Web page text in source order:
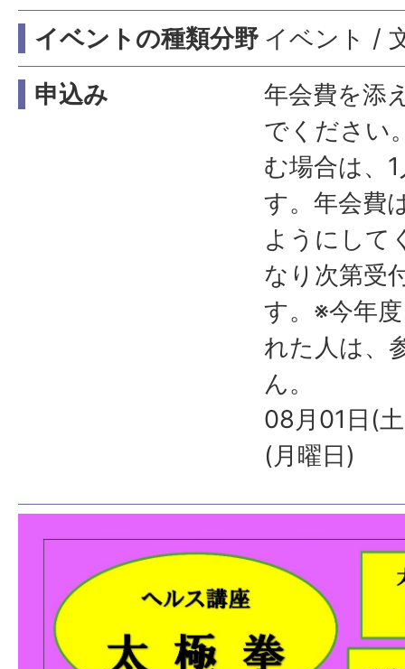
イベントの種類分野 イベント /
申込み
年会費を添
でください
む場合は、
す。年会費
ようにして
なり次第受
す。※今年
れた人は、
ん。
08月01日(
(月曜日)